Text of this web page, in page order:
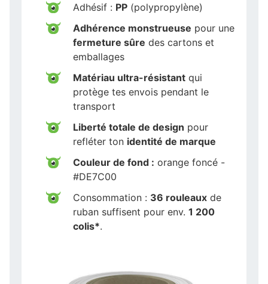
Adhésif : PP (polypropylène)
Adhérence monstrueuse pour une
fermeture sûre des cartons et
emballages
Matériau ultra-résistant qui
protège tes envois pendant le
transport
Liberté totale de design pour
refléter ton identité de marque
Couleur de fond : orange foncé -
#DE7C00
Consommation : 36 rouleaux de
ruban suffisent pour env. 1 200
colis*.